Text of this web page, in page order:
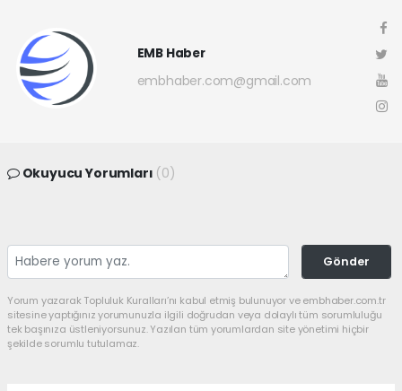
EMB Haber
embhaber.com@gmail.com
Okuyucu Yorumları (0)
Gönder
Yorum yazarak Topluluk Kuralları’nı kabul etmiş bulunuyor ve embhaber.com.tr
sitesine yaptığınız yorumunuzla ilgili doğrudan veya dolaylı tüm sorumluluğu
tek başınıza üstleniyorsunuz. Yazılan tüm yorumlardan site yönetimi hiçbir
şekilde sorumlu tutulamaz.